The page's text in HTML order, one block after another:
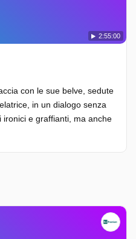
2:55:00
con le sue belve, sedute
in un dialogo senza
e graffianti, ma anche